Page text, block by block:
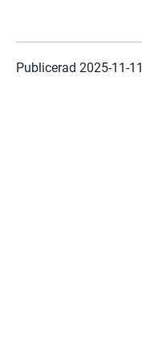
Publicerad 2025-11-11